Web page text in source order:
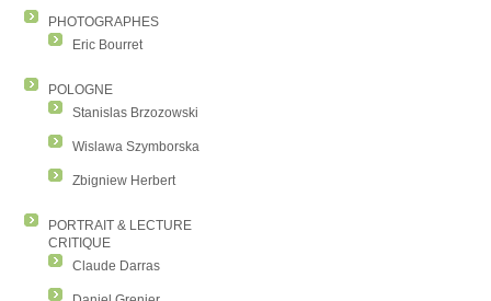
PHOTOGRAPHES
Eric Bourret
POLOGNE
Stanislas Brzozowski
Wislawa Szymborska
Zbigniew Herbert
PORTRAIT & LECTURE
CRITIQUE
Claude Darras